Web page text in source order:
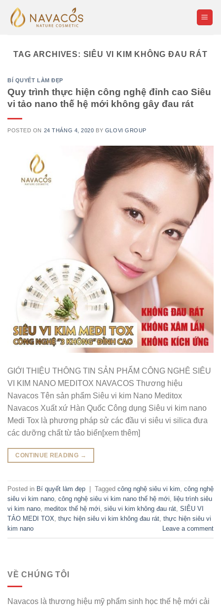
TAG ARCHIVES: SIÊU VI KIM KHÔNG ĐAU RÁT
BÍ QUYẾT LÀM ĐẸP
Quy trình thực hiện công nghệ đỉnh cao Siêu
vi tảo nano thế hệ mới không gây đau rát
POSTED ON 24 THÁNG 4, 2020 BY GLOVI GROUP
GIỚI THIỆU THÔNG TIN SẢN PHẨM CÔNG NGHÊ SIÊU
VI KIM NANO MEDITOX NAVACOS Thương hiệu
Navacos Tên sản phẩm Siêu vi kim Nano Meditox
Navacos Xuất xứ Hàn Quốc Công dụng Siêu vi kim nano
Medi Tox là phương pháp sử các đầu vi siêu vi silica đưa
các dưỡng chất từ tảo biển[xem thêm]
CONTINUE READING →
Posted in Bí quyết làm đẹp Tagged công nghệ siêu vi kim công nghệ
siêu vi kim nano công nghệ siêu vi kim nano thế hệ mới
liệu trình siêu
vi kim nano meditox thế hệ mới siêu vi kim không đau rát SIÊU VI
TẢO MEDI TOX thực hiện siêu vi kim không đau rát thực hiện siêu vi
kim nano
Leave a comment
VỀ CHÚNG TÔI
Navacos là thương hiệu mỹ phẩm sinh học thế hệ mới cải